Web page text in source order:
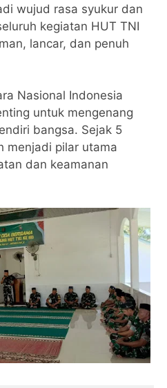
wujud rasa syukur dan
kegiatan HUT TNI
lancar, dan penuh
Nasional Indonesia
untuk mengenang
bangsa. Sejak 5
menjadi pilar utama
dan keamanan